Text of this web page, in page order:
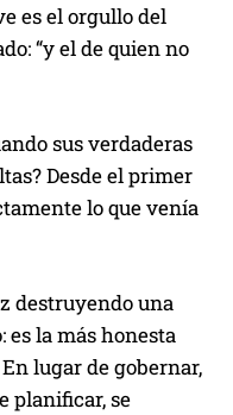
es el orgullo del
“y el de quien no
sus verdaderas
Desde el primer
lo que venía
destruyendo una
es la más honesta
lugar de gobernar,
planificar, se